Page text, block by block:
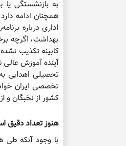
همچنان ادامه
بهداشت، اگرچه
کابینه تکذیب
تحصیلی اهدایی
تخصصی ایران
کشور از نخبگان
هنوز تعداد دقیق